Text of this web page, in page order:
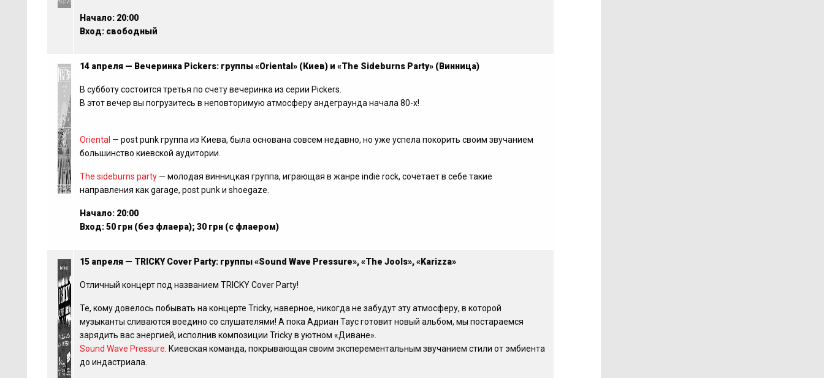
Начало: 20:00
Вход: свободный
14 апреля — Вечеринка Pickers: группы «Oriental» (Киев) и «The Sideburns Party» (Винница)
В субботу состоится третья по счету вечеринка из серии Pickers.
В этот вечер вы погрузитесь в неповторимую атмосферу андеграунда начала 80-х!
Oriental — post punk группа из Киева, была основана совсем недавно, но уже успела покорить своим звучанием
большинство киевской аудитории.
The sideburns party — молодая винницкая группа, играющая в жанре indie rock, сочетает в себе такие
направления как garage, post punk и shoegaze.
Начало: 20:00
Вход: 50 грн (без флаера); 30 грн (с флаером)
15 апреля — TRICKY Cover Party: группы «Sound Wave Pressure», «The Jools», «Karizza»
Отличный концерт под названием TRICKY Cover Party!
Те, кому довелось побывать на концерте Tricky, наверное, никогда не забудут эту атмосферу, в которой
музыканты сливаются воедино со слушателями! А пока Адриан Таус готовит новый альбом, мы постараемся
зарядить вас энергией, исполнив композиции Tricky в уютном «Диване».
Sound Wave Pressure . Киевская команда, покрывающая своим эксперементальным звучанием стили от эмбиента
до индастриала.